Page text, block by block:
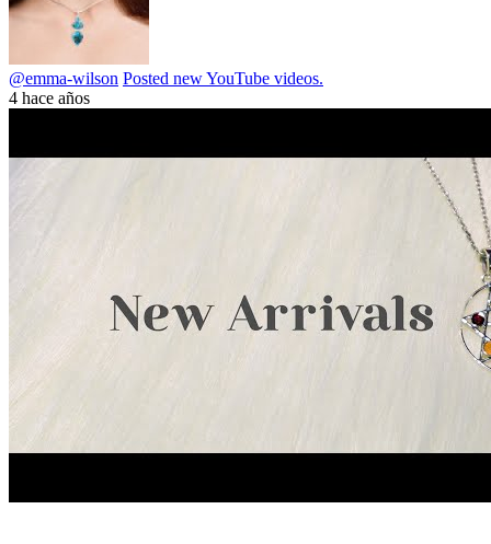
@emma-wilson Posted new YouTube videos.
4 hace años